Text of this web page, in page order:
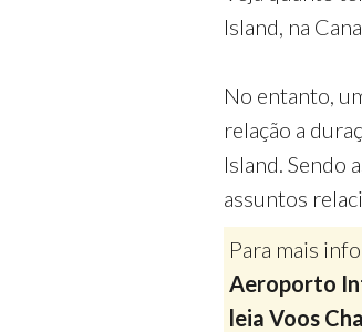
Island, na
No entanto,
relação a
Island. Sendo
assuntos
Para mais
Aeroporto
leia Voos